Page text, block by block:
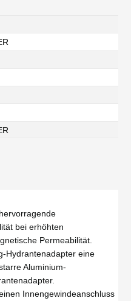
bei erhöhten
Permeabilität.
Hydrantenadapter eine
Aluminium-
Innengewindeanschluss